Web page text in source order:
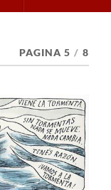
PAGINA 5 / 8